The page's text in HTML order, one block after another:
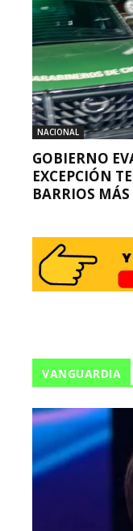
NACIONAL
GOBIERNO
EXCEPCIÓN
BARRIOS
VANGUARDIA